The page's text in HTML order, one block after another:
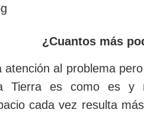
¿Cuantos más
atención al problema
Tierra es como es y
cada vez resulta